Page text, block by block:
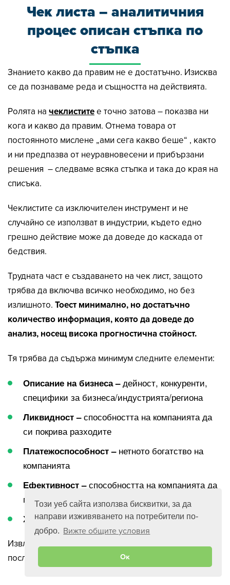
Този уеб сайта използва бисквитки, за да
направи изживяването на потребители по-
добро. Вижте общите условия
Ок
Чек листа – аналитичния
процес описан стъпка по
стъпка
Знанието какво да правим не е достатъчно. Изисква
се да познаваме реда и същността на действията.
Ролята на чеклиститее точно затова – показва ни
кога и какво да правим. Отнема товара от
постоянното мислене „ами сега какво беше“ , както
и ни предпазва от неуравновесени и прибързани
решения – следваме всяка стъпка и така до края на
списъка.
Чеклистите са изключителен инструмент и не
случайно се използват в индустрии, където едно
грешно действие може да доведе до каскада от
бедствия.
Трудната част е създаването на чек лист, защото
трябва да включва всичко необходимо, но без
излишното. Тоест минимално, но достатъчно
количество информация, която да доведе до
анализ, носещ висока прогностична стойност.
Тя трябва да съдържа минимум следните елементи:
Описание на бизнеса – дейност, конкуренти,
специфики за бизнеса/индустрията/региона
Ликвидност –способността на компанията да
си покрива разходите
Платежоспособност – нетното богатство на
компанията
Ефективност –способността на компанията да
генерира печалба и възвръщаемост
Хората –мениджъри и съдружници
Извлечените данни от всяка описана стъпка ще
послужат за създаване на инвестиционна хипотеза.